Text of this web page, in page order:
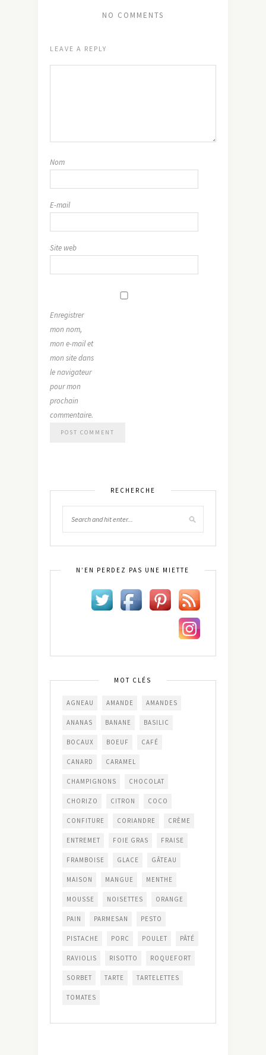
NO COMMENTS
LEAVE A REPLY
Nom
E-mail
Site web
Enregistrer
mon nom,
mon e-mail et
mon site dans
le navigateur
pour mon
prochain
commentaire.
RECHERCHE
N’EN PERDEZ PAS UNE MIETTE
MOT CLÉS
AGNEAU AMANDE AMANDES
ANANAS BANANE BASILIC
BOCAUX BOEUF CAFÉ
CANARD CARAMEL
CHAMPIGNONS CHOCOLAT
CHORIZO CITRON COCO
CONFITURE CORIANDRE CRÈME
ENTREMET FOIE GRAS FRAISE
FRAMBOISE GLACE GÂTEAU
MAISON MANGUE MENTHE
MOUSSE NOISETTES ORANGE
PAIN PARMESAN PESTO
PISTACHE PORC POULET PÂTÉ
RAVIOLIS RISOTTO ROQUEFORT
SORBET TARTE TARTELETTES
TOMATES